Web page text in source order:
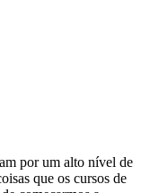
por um alto nível de
que os cursos de